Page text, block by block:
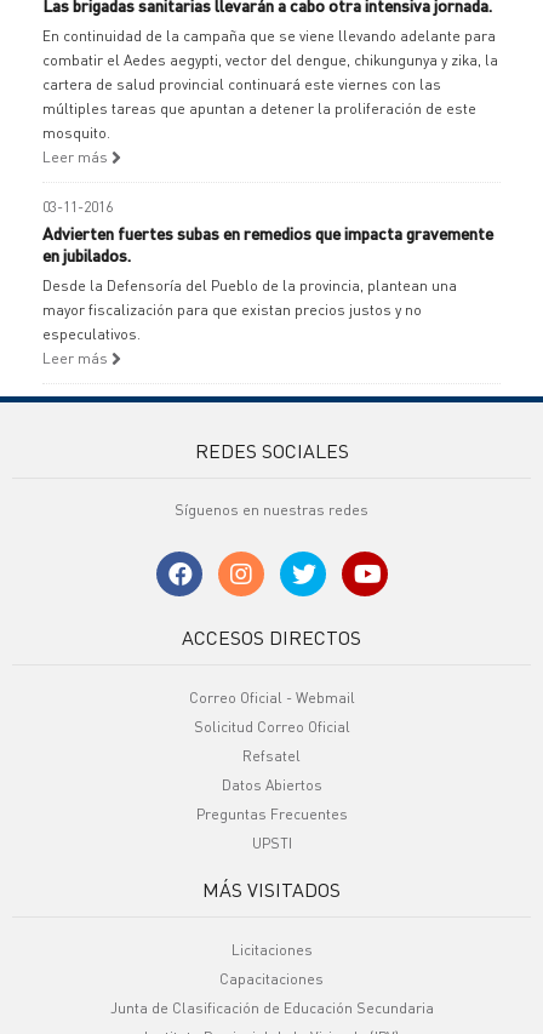
Las brigadas sanitarias llevarán a cabo otra intensiva jornada.
En continuidad de la campaña que se viene llevando adelante para
combatir el Aedes aegypti, vector del dengue, chikungunya y zika, la
cartera de salud provincial continuará este viernes con las
múltiples tareas que apuntan a detener la proliferación de este
mosquito.
Leer más
03-11-2016
Advierten fuertes subas en remedios que impacta gravemente
en jubilados.
Desde la Defensoría del Pueblo de la provincia, plantean una
mayor fiscalización para que existan precios justos y no
especulativos.
Leer más
REDES SOCIALES
Síguenos en nuestras redes
ACCESOS DIRECTOS
Correo Oficial - Webmail
Solicitud Correo Oficial
Refsatel
Datos Abiertos
Preguntas Frecuentes
UPSTI
MÁS VISITADOS
Licitaciones
Capacitaciones
Junta de Clasificación de Educación Secundaria